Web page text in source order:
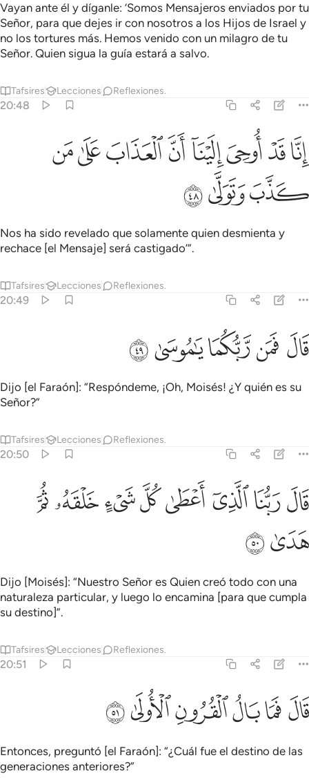
Vayan ante él y díganle: ‘Somos Mensajeros enviados por tu
Señor, para que dejes ir con nosotros a los Hijos de Israel y
no los tortures más. Hemos venido con un milagro de tu
Señor. Quien sigua la guía estará a salvo.
Tafsires Lecciones Reflexiones.
20:48
انا قد اوحي الينا ان العذاب على من كذب وتولى ٤٨
إِنَّا قَدْ أُوحِىَ إِلَيْنَآ أَنَّ ٱلْعَذَابَ عَلَىٰ مَن كَذَّبَ وَتَوَلَّىٰ ٤٨
ﳍﳎﳏﳐﳑﳒﳓﳔ
ﳕﳖﳗ
Nos ha sido revelado que solamente quien desmienta y
rechace [el Mensaje] será castigado’”.
Tafsires Lecciones Reflexiones.
20:49
قال فمن ربكما يا موسى ٤٩
قَالَ فَمَن رَّبُّكُمَا يَـٰمُوسَىٰ ٤٩
ﳘ ﳙﳚﳛﳜ
Dijo [el Faraón]: “Respóndeme, ¡Oh, Moisés! ¿Y quién es su
Señor?”
Tafsires Lecciones Reflexiones.
20:50
قال ربنا الذي اعطى كل شيء خلقه ثم هدى ٥٠
قَالَ رَبُّنَا ٱلَّذِىٓ أَعْطَىٰ كُلَّ شَىْءٍ خَلْقَهُۥ ثُمَّ هَدَىٰ ٥٠
ﳝﳞﳟﳠﳡﳢﳣﳤ
ﳥﳦ
Dijo [Moisés]: “Nuestro Señor es Quien creó todo con una
naturaleza particular, y luego lo encamina [para que cumpla
su destino]”.
Tafsires Lecciones Reflexiones.
20:51
قال فما بال القرون الاولى ٥١
قَالَ فَمَا بَالُ ٱلْقُرُونِ ٱلْأُولَىٰ ٥١
ﳧﳨﳩﳪﳫﳬ
Entonces, preguntó [el Faraón]: “¿Cuál fue el destino de las
generaciones anteriores?”